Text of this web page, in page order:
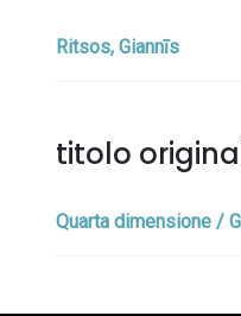
Ritsos, Giannīs
titolo
Quarta dimensione /